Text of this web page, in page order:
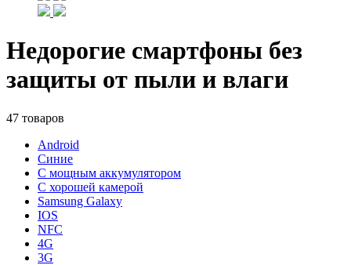
Недорогие смартфоны без
защиты от пыли и влаги
47 товаров
Android
Синие
С мощным аккумулятором
С хорошей камерой
Samsung Galaxy
IOS
NFC
4G
3G